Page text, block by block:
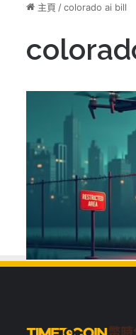
主頁 /colorado ai bill